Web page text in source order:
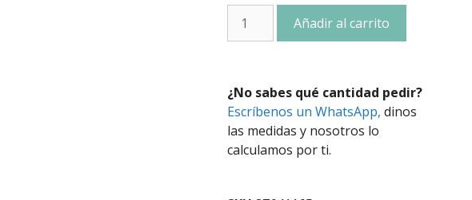
Añadir al carrito
¿No sabes qué cantidad pedir?
Escríbenos un WhatsApp, dinos
las medidas y nosotros lo
calculamos por ti.